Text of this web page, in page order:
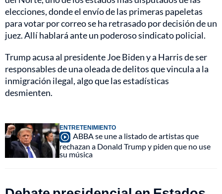
elecciones, donde el envío de las primeras papeletas
para votar por correo se ha retrasado por decisión de un
juez. Allí hablará ante un poderoso sindicato policial.
Trump acusa al presidente Joe Biden y a Harris de ser
responsables de una oleada de delitos que vincula a la
inmigración ilegal, algo que las estadísticas
desmienten.
ENTRETENIMIENTO
ABBA se une a listado de artistas que
rechazan a Donald Trump y piden que no use
su música